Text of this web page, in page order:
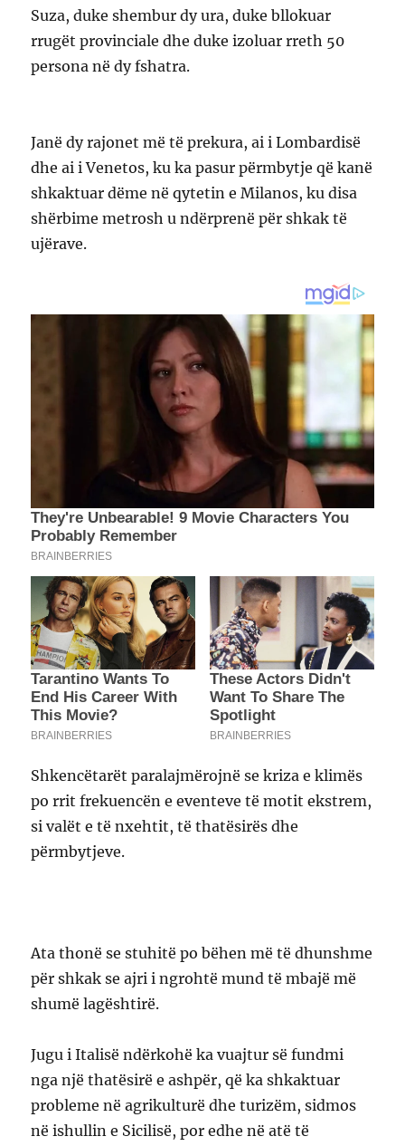
Suza, duke shembur dy ura, duke bllokuar
rrugët provinciale dhe duke izoluar rreth 50
persona në dy fshatra.
Janë dy rajonet më të prekura, ai i Lombardisë
dhe ai i Venetos, ku ka pasur përmbytje që kanë
shkaktuar dëme në qytetin e Milanos, ku disa
shërbime metrosh u ndërprenë për shkak të
ujërave.
Shkencëtarët paralajmërojnë se kriza e klimës
po rrit frekuencën e eventeve të motit ekstrem,
si valët e të nxehtit, të thatësirës dhe
përmbytjeve.
Ata thonë se stuhitë po bëhen më të dhunshme
për shkak se ajri i ngrohtë mund të mbajë më
shumë lagështirë.
Jugu i Italisë ndërkohë ka vuajtur së fundmi
nga një thatësirë e ashpër, që ka shkaktuar
probleme në agrikulturë dhe turizëm, sidmos
në ishullin e Sicilisë, por edhe në atë të